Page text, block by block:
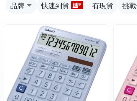
品牌 快速到貨 有現貨 挑